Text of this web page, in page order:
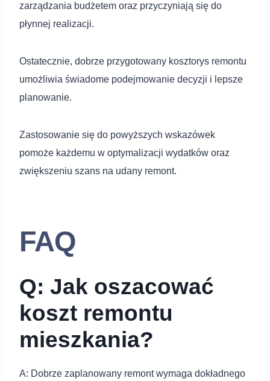
zarządzania budżetem oraz przyczyniają się do
płynnej realizacji.
Ostatecznie, dobrze przygotowany kosztorys remontu
umożliwia świadome podejmowanie decyzji i lepsze
planowanie.
Zastosowanie się do powyższych wskazówek
pomoże każdemu w optymalizacji wydatków oraz
zwiększeniu szans na udany remont.
FAQ
Q: Jak oszacować
koszt remontu
mieszkania?
A: Dobrze zaplanowany remont wymaga dokładnego